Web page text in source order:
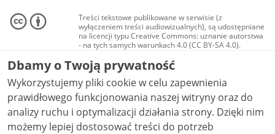
Treści tekstowe publikowane w serwisie (z
wyłączeniem treści audiowizualnych), są udostępniane
na licencji typu Creative Commons: uznanie autorstwa
- na tych samych warunkach 4.0 (CC BY-SA 4.0).
Materiały audiowizualne, w tym zdjęcia, materiały
audio i wideo, są udostępniane na licencji typu
Creative Commons: uznanie autorstwa użycie
niekomercyjne - bez utworów zależnych 4.0 (CC BY-
NC-ND 4.0), o ile nie jest to stwierdzone inaczej.
Dbamy o Twoją prywatność
Wykorzystujemy pliki cookie w celu zapewnienia
prawidłowego funkcjonowania naszej witryny oraz do
analizy ruchu i optymalizacji działania strony. Dzięki nim
możemy lepiej dostosować treści do potrzeb